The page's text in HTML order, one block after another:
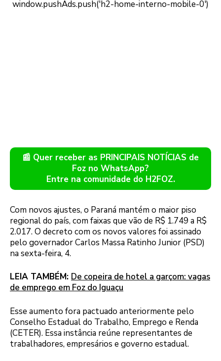
📰 Quer receber as PRINCIPAIS NOTÍCIAS de
Foz no WhatsApp?
Entre na comunidade do H2FOZ.
Com novos ajustes, o Paraná mantém o maior piso
regional do país, com faixas que vão de R$ 1.749 a R$
2.017. O decreto com os novos valores foi assinado
pelo governador Carlos Massa Ratinho Junior (PSD)
na sexta-feira, 4.
LEIA TAMBÉM: De copeira de hotel a garçom: vagas
de emprego em Foz do Iguaçu
Esse aumento fora pactuado anteriormente pelo
Conselho Estadual do Trabalho, Emprego e Renda
(CETER). Essa instância reúne representantes de
trabalhadores, empresários e governo estadual.